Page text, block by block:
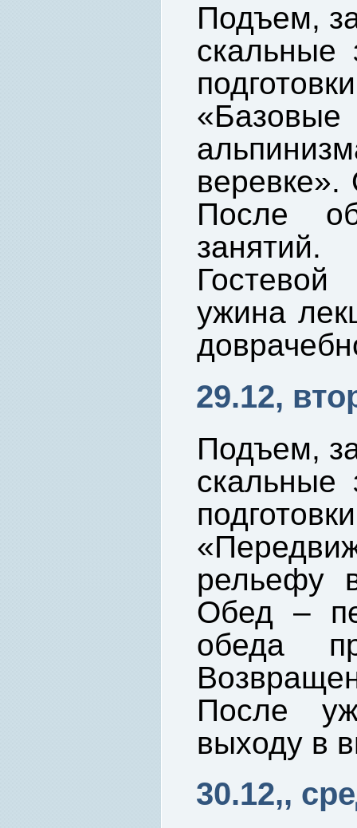
Подъем,
скальные
После
ужина
29.12,
Подъем,
скальные
рельефу
Обед –
обеда
После
выходу в
30.12,,